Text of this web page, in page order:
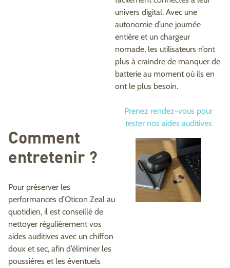
univers digital. Avec une
autonomie d’une journée
entière et un chargeur
nomade, les utilisateurs n’ont
plus à craindre de manquer de
batterie au moment où ils en
ont le plus besoin.
Prenez rendez-vous pour
tester nos aides auditives
Comment
entretenir ?
Pour préserver les
performances d’Oticon Zeal au
quotidien, il est conseillé de
nettoyer régulièrement vos
aides auditives avec un chiffon
doux et sec, afin d’éliminer les
poussières et les éventuels